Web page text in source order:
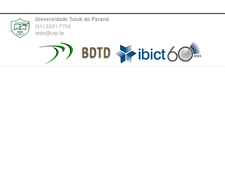
Universidade Tuiuti do Paraná
(41) 3331-7700
tede@utp.br